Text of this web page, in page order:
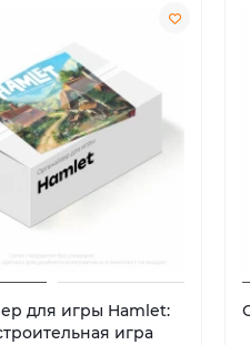
для игры Hamlet:
игра